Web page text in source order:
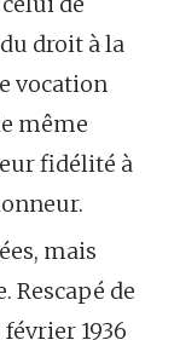
droit à la
vocation
même
fidélité à
mais
Rescapé de
1936